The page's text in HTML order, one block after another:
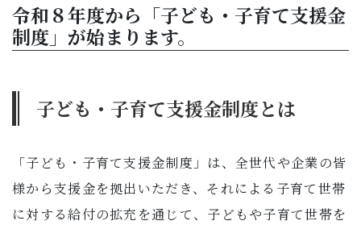
くらしの情報
子育て・教育
移住・定住
ビジネス・産業
令和８年度から「子ども・子育て支援金
制度」が始まります。
子ども・子育て支援金制度とは
「子ども・子育て支援金制度」は、全世代や企業の皆
様から支援金を拠出いただき、それによる子育て世帯
に対する給付の拡充を通じて、子どもや子育て世帯を